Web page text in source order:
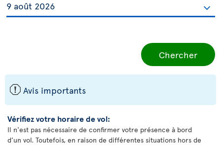
Chercher
ü Avis importants
Vérifiez votre horaire de vol:
Il n'est pas nécessaire de confirmer votre présence à bord
d'un vol. Toutefois, en raison de différentes situations hors de